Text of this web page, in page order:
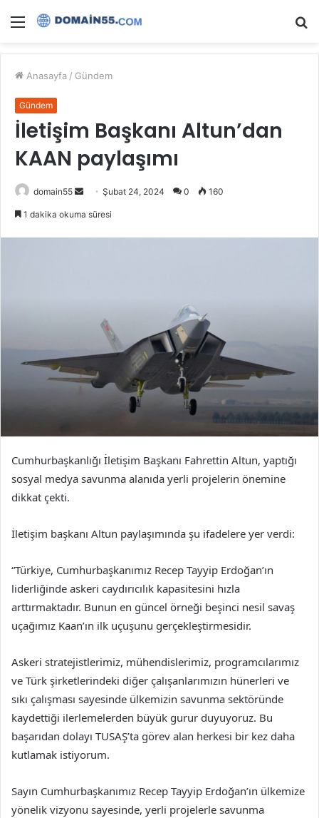
Menü
Anasayfa / Gündem
Gündem
İletişim Başkanı Altun’dan
KAAN paylaşımı
domain55
Bir
Şubat 24, 2024 0 160
1 dakika okuma süresi
Cumhurbaşkanlığı İletişim Başkanı Fahrettin Altun, yaptığı
sosyal medya savunma alanıda yerli projelerin önemine
dikkat çekti.
İletişim başkanı Altun paylaşımında şu ifadelere yer verdi:
“Türkiye, Cumhurbaşkanımız Recep Tayyip Erdoğan’ın
liderliğinde askeri caydırıcılık kapasitesini hızla
arttırmaktadır. Bunun en güncel örneği beşinci nesil savaş
uçağımız Kaan’ın ilk uçuşunu gerçekleştirmesidir.
Askeri stratejistlerimiz, mühendislerimiz, programcılarımız
ve Türk şirketlerindeki diğer çalışanlarımızın hünerleri ve
sıkı çalışması sayesinde ülkemizin savunma sektöründe
kaydettiği ilerlemelerden büyük gurur duyuyoruz. Bu
başarıdan dolayı TUSAŞ’ta görev alan herkesi bir kez daha
kutlamak istiyorum.
Sayın Cumhurbaşkanımız Recep Tayyip Erdoğan’ın ülkemize
yönelik vizyonu sayesinde, yerli projelerle savunma